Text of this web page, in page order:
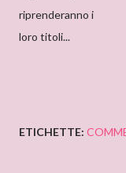
riprenderanno i
loro titoli...
ETICHETTE: